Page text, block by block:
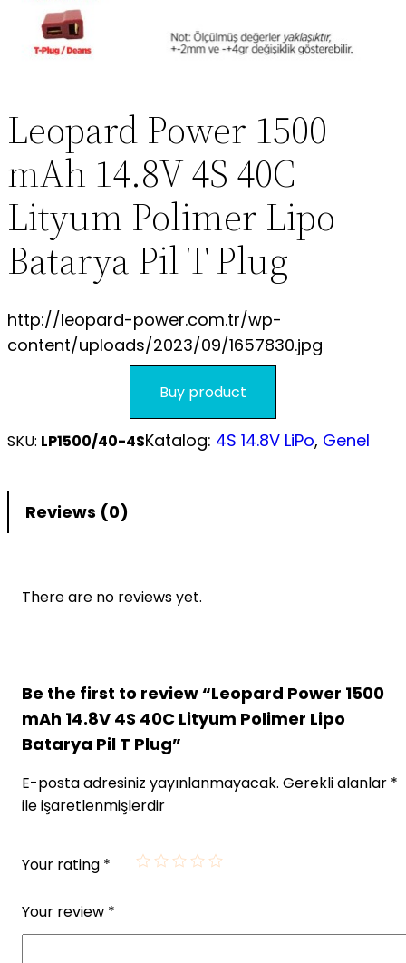
Leopard Power 1500
mAh 14.8V 4S 40C
Lityum Polimer Lipo
Batarya Pil T Plug
http://leopard-power.com.tr/wp-
content/uploads/2023/09/1657830.jpg
Buy product
SKU: LP1500/40-4SKatalog: 4S 14.8V LiPo, Genel
Reviews (0)
There are no reviews yet.
Be the first to review “Leopard Power 1500
mAh 14.8V 4S 40C Lityum Polimer Lipo
Batarya Pil T Plug”
E-posta adresiniz yayınlanmayacak. Gerekli alanlar *
ile işaretlenmişlerdir
Your rating *
Your review *